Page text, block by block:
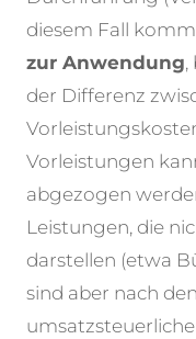
diesem Fall
zur Anwendung,
der Differenz
Vorleistungen
abgezogen
Leistungen, die
darstellen (etwa
sind aber nach